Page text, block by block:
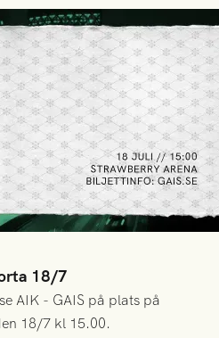
18/7
AIK - GAIS på plats på
18/7 kl 15.00.